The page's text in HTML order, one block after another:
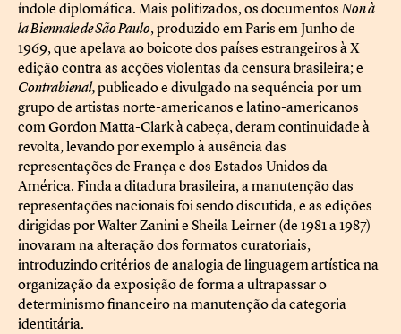
índole diplomática. Mais politizados, os documentosNon à
la Biennale de São Paulo, produzido em Paris em Junho de
1969, que apelava ao boicote dos países estrangeiros à X
edição contra as acções violentas da censura brasileira; e
Contrabienal,publicado e divulgado na sequência por um
grupo de artistas norte-americanos e latino-americanos
com Gordon Matta-Clark à cabeça, deram continuidade à
revolta, levando por exemplo à ausência das
representações de França e dos Estados Unidos da
América. Finda a ditadura brasileira, a manutenção das
representações nacionais foi sendo discutida, e as edições
dirigidas por Walter Zanini e Sheila Leirner (de 1981 a 1987)
inovaram na alteração dos formatos curatoriais,
introduzindo critérios de analogia de linguagem artística na
organização da exposição de forma a ultrapassar o
determinismo financeiro na manutenção da categoria
identitária.